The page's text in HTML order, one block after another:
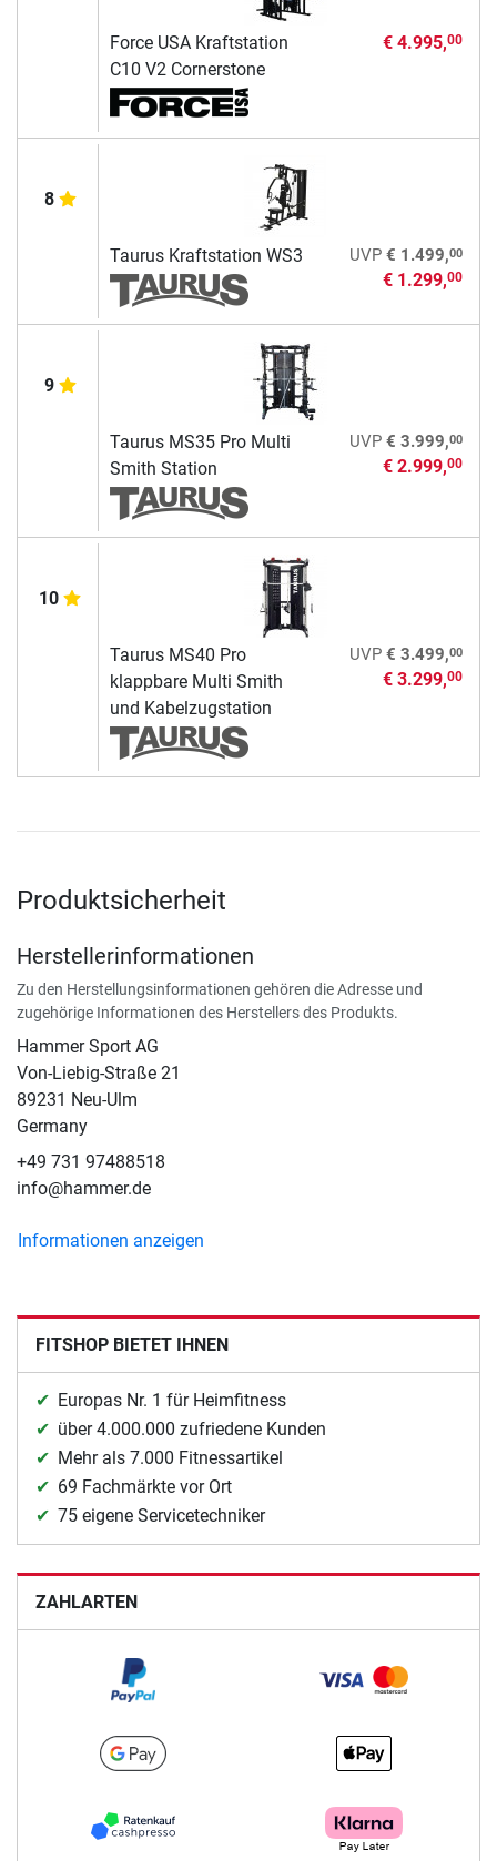
Force USA Kraftstation
C10 V2 Cornerstone
€ 4.995,00
8
Taurus Kraftstation WS3 UVP € 1.499,00
€ 1.299,00
9
Taurus MS35 Pro Multi
Smith Station
UVP € 3.999,00
€ 2.999,00
10
Taurus MS40 Pro
klappbare Multi Smith
und Kabelzugstation
UVP € 3.499,00
€ 3.299,00
Produktsicherheit
Herstellerinformationen
Zu den Herstellungsinformationen gehören die Adresse und
zugehörige Informationen des Herstellers des Produkts.
Hammer Sport AG
Von-Liebig-Straße 21
89231 Neu-Ulm
Germany
+49 731 97488518
info@hammer.de
Informationen anzeigen
FITSHOP BIETET IHNEN
Europas Nr. 1 für Heimfitness
über 4.000.000 zufriedene Kunden
Mehr als 7.000 Fitnessartikel
69 Fachmärkte vor Ort
75 eigene Servicetechniker
ZAHLARTEN